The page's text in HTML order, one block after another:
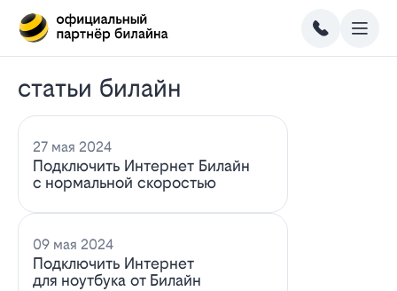
статьи билайн
27 мая 2024
Подключить Интернет Билайн
с нормальной скоростью
09 мая 2024
Подключить Интернет
для ноутбука от Билайн